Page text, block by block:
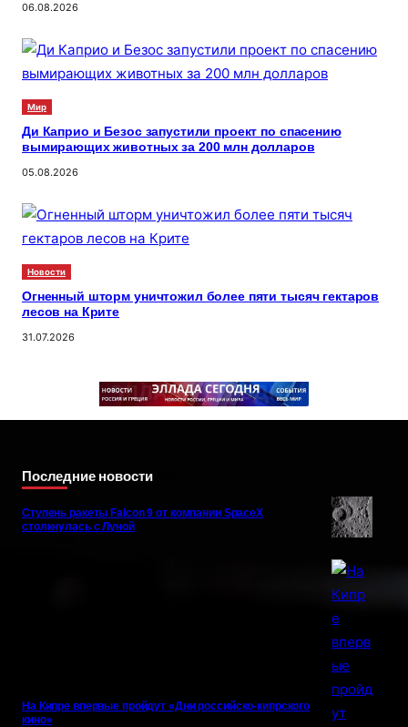
06.08.2026
Мир
Ди Каприо и Безос запустили проект по спасению
вымирающих животных за 200 млн долларов
05.08.2026
Новости
Огненный шторм уничтожил более пяти тысяч гектаров
лесов на Крите
31.07.2026
Последние новости
Ступень ракеты Falcon 9 от компании SpaceX
столкнулась с Луной
На Кипре впервые пройдут «Дни российско-кипрского
кино»